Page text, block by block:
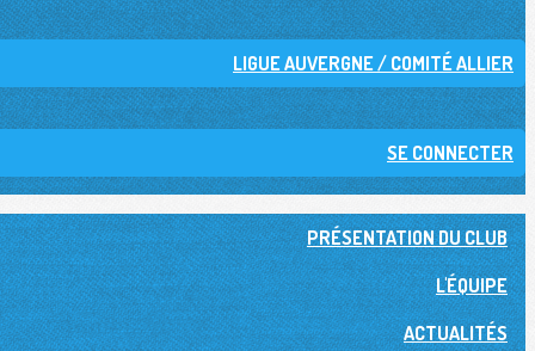
LIGUE AUVERGNE / COMITÉ ALLIER
SE CONNECTER
PRÉSENTATION DU CLUB
L'ÉQUIPE
ACTUALITÉS